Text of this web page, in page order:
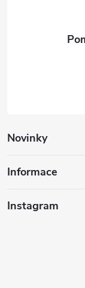
Novinky
Informace
Instagram